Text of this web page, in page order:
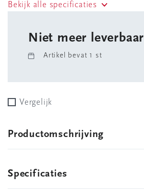
Bekijk alle specificaties
Niet meer leverbaar
Artikel bevat 1 st
Vergelijk
Productomschrijving
Specificaties